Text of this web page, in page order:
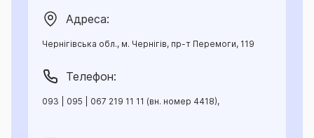
Адреса:
Чернігівська обл., м. Чернігів, пр-т Перемоги, 119
Телефон:
093 | 095 | 067 219 11 11 (вн. номер 4418),